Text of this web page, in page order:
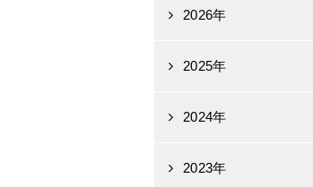
2026年
2025年
2024年
2023年